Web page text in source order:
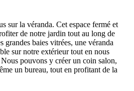
sur la véranda. Cet espace fermé et
de notre jardin tout au long de
grandes baies vitrées, une véranda
sur notre extérieur tout en nous
pouvons y créer un coin salon,
un bureau, tout en profitant de la